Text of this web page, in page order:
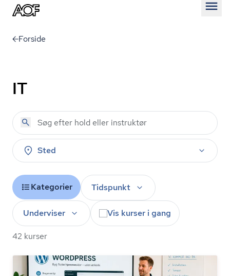
Forside
IT
Sted
Kategorier Tidspunkt
Underviser Vis kurser i gang
42 kurser